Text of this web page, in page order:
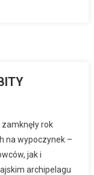
zamknęły rok
na wypoczynek –
jak i
archipelagu